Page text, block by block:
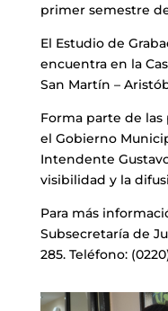
primer semestre
El Estudio de
encuentra en la
San Martín –
Forma parte de
el Gobierno
Intendente
visibilidad y la
Para más
Subsecretaría de
285. Teléfono: